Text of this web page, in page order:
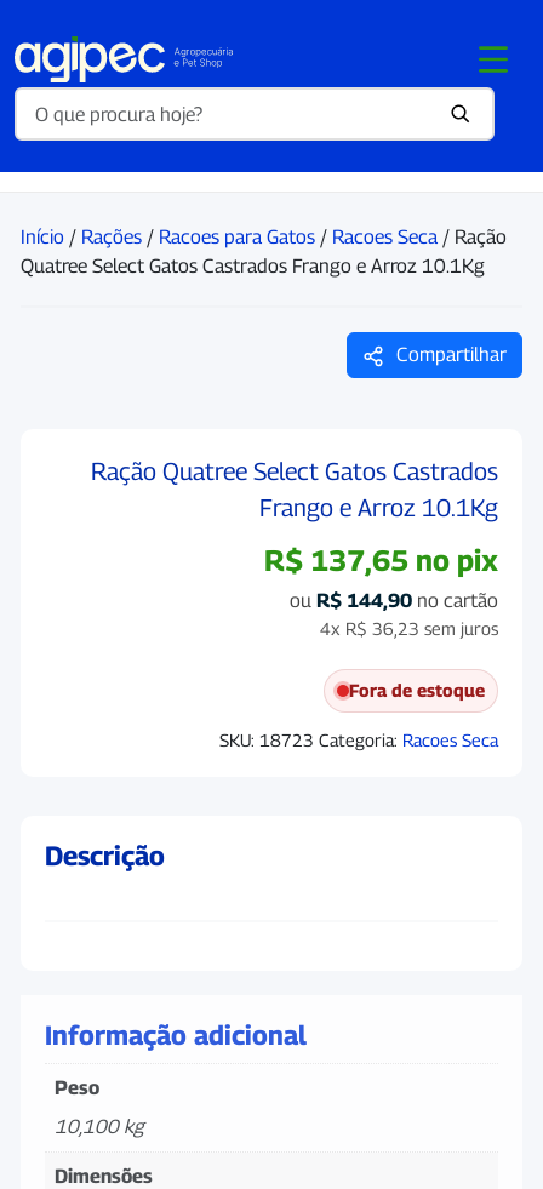
Início / Rações / Racoes para Gatos / Racoes Seca / Ração
Quatree Select Gatos Castrados Frango e Arroz 10.1Kg
Compartilhar
Ração Quatree Select Gatos Castrados
Frango e Arroz 10.1Kg
R$ 137,65 no pix
ou R$ 144,90 no cartão
4x R$ 36,23 sem juros
Fora de estoque
SKU: 18723 Categoria: Racoes Seca
Descrição
Informação adicional
Peso
10,100 kg
Dimensões